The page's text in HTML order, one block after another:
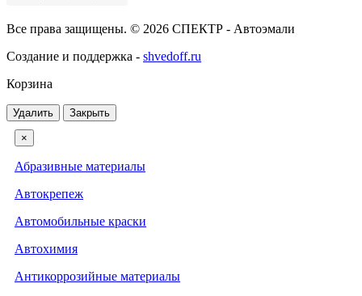
Все права защищены. © 2026 СПЕКТР - Автоэмали
Создание и поддержка - shvedoff.ru
Корзина
Удалить Закрыть
×
Абразивные материалы
Автокрепеж
Автомобильные краски
Автохимия
Антикоррозийные материалы